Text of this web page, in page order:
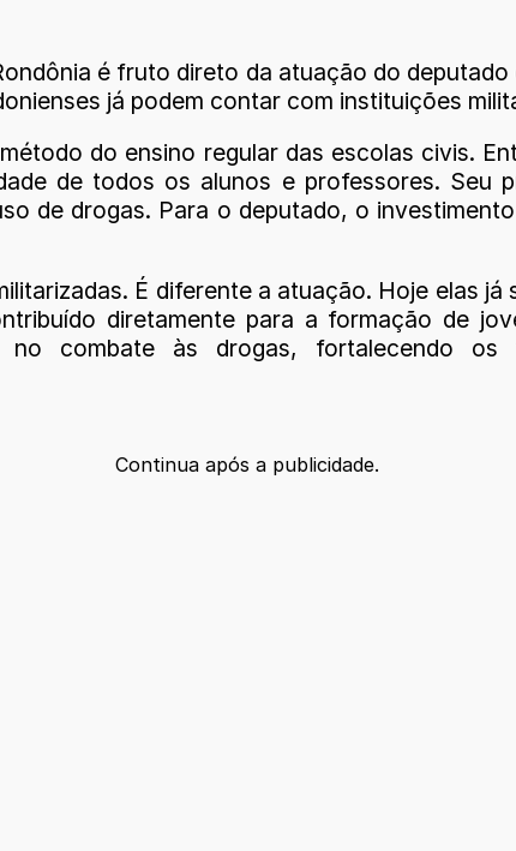
é fruto direto da atuação do
já podem contar com instituições
do ensino regular das escolas civis.
de todos os alunos e professores. Seu
de drogas. Para o deputado, o
É diferente a atuação. Hoje elas
diretamente para a formação de
no combate às drogas, fortalecendo
Continua após a publicidade.